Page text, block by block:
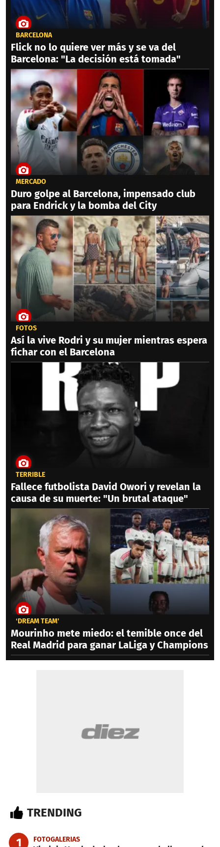
BARCELONA
Flick no lo quiere ver más y se va del
Barcelona: "La decisión está tomada"
MERCADO
Duro golpe al Barcelona, impensado club
para Endrick y la bomba del City
FOTOS
Así la vive Rodri y su mujer mientras espera
fichar con el Barcelona
TERRIBLE
Fallece futbolista David Owori y revelan la
causa de su muerte: "Un brutal ataque"
‘DREAM TEAM'
Mourinho mete miedo: el temible once del
Real Madrid para ganar LaLiga y Champions
TRENDING
1 FOTOGALERIAS